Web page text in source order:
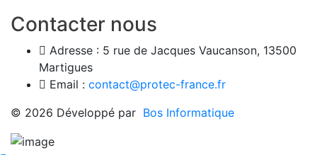
Contacter nous
Adresse : 5 rue de Jacques Vaucanson, 13500
Martigues
Email : contact@protec-france.fr
© 2026 Développé par Bos Informatique